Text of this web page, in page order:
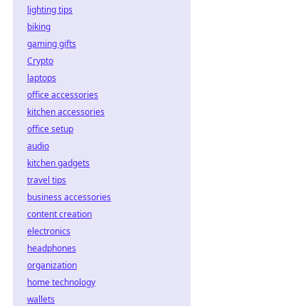
lighting tips
biking
gaming gifts
Crypto
laptops
office accessories
kitchen accessories
office setup
audio
kitchen gadgets
travel tips
business accessories
content creation
electronics
headphones
organization
home technology
wallets